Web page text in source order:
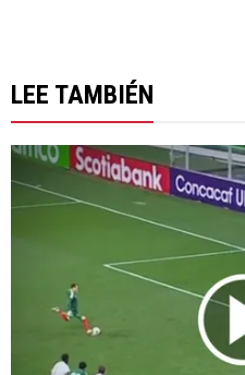
LEE TAMBIÉN